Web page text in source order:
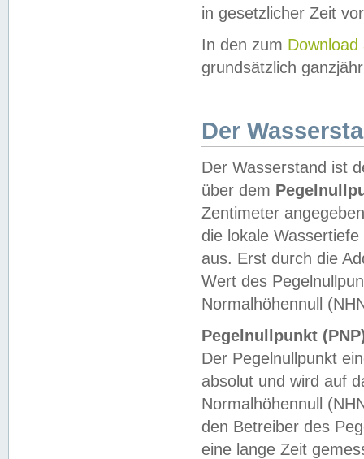
in gesetzlicher Zeit
In den zum Download
grundsätzlich
Der
Der Wasserstand ist
über dem
Zentimeter
die lokale
aus. Erst durch die
Wert des
Normalhöhennull
Pegelnullpunkt
Der Pegelnullpunkt
absolut und wird auf
Normalhöhennull
den Betreiber des
eine lange Zeit